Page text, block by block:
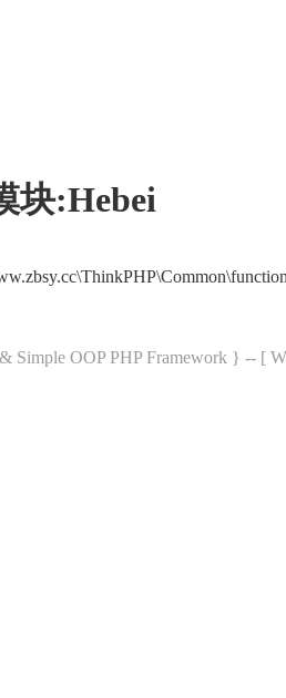
块:Hebei
Simple OOP PHP Framework } -- [